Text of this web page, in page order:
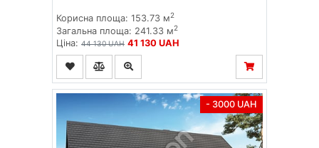
Корисна площа: 153.73 м2
Загальна площа: 241.33 м2
Ціна: 44 130 UAH 41 130 UAH
- 3000 UAH